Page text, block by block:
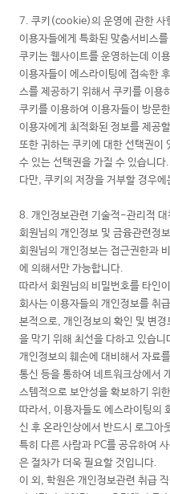
7. 쿠키(cookie)의 운영에 관한 사
이용자들에게 특화된 맞춤서비스
쿠키는 웹사이트를 운영하는데 이
이용자들이 에스라이팅에 접속한
스를 제공하기 위해서 쿠키를 이용
쿠키를 이용하여 이용자들이 방문
이용자에게 최적화된 정보를 제공
또한 귀하는 쿠키에 대한 선택권이
수 있는 선택권을 가질 수 있습니다.
다만, 쿠키의 저장을 거부할 경우
8. 개인정보관련 기술적-관리적 대
회원님의 개인정보 및 금융관련정
회원님의 개인정보는 접근권한과
에 의해서만 가능합니다.
따라서 회원님의 비밀번호를 타인
회사는 이용자들의 개인정보를 취
본적으로, 개인정보의 확인 및 변
을 막기 위해 최선을 다하고 있습니
개인정보의 훼손에 대비해서 자료
통신 등을 통하여 네트워크상에서
스템적으로 보안성을 확보하기 위
따라서, 이용자들도 에스라이팅의
신 후 온라인상에서 반드시 로그
특히 다른 사람과 PC를 공유하여
은 절차가 더욱 필요할 것입니다.
이 외, 학원은 개인정보관련 취급